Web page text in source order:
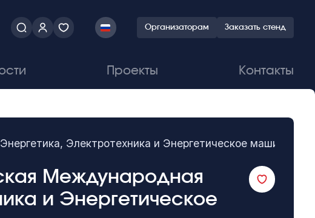
Организаторам Заказать стенд
Проекты Контакты
Электротехника и Энергетическое
Международная
и Энергетическое